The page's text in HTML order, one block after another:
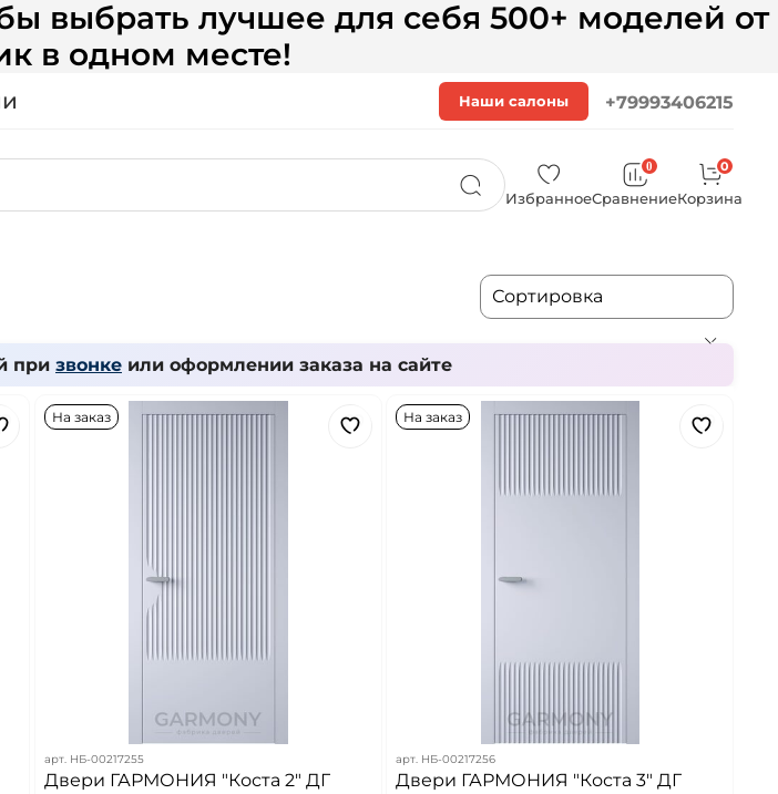
выбрать лучшее для себя 500+ моделей от
в одном месте!
Наши салоны +79993406215
Избранное
0
Сравнение
0
Корзина
при звонкеили оформлении заказа на сайте
На заказ
арт. НБ-00217255
Двери ГАРМОНИЯ "Коста 2" ДГ
На заказ
арт. НБ-00217256
Двери ГАРМОНИЯ "Коста 3" ДГ